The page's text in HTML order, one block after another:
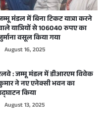
मंडल में बिना टिकट यात्रा करने
यात्रियों से 106040 रुपए का
वसूल किया गया
August 16, 2025
: जम्मू मंडल में डीआरएम विवेक
ने नए एनेक्सी भवन का
किया
August 13, 2025